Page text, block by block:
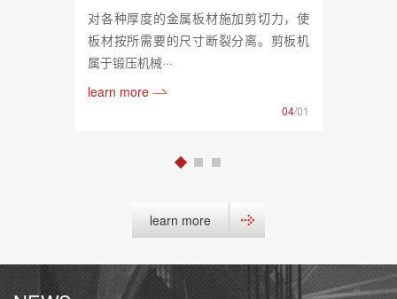
对各种厚度的金属板材施加剪切力，使
板材按所需要的尺寸断裂分离。剪板机
属于锻压机械···
learn more
04/01
learn more